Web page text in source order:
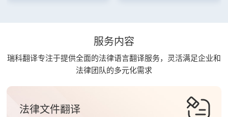
服务内容
瑞科翻译专注于提供全面的法律语言翻译服务，灵活满足企业和
法律团队的多元化需求
法律文件翻译